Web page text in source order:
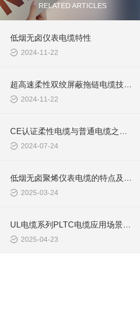
RELATED ARTICLES
低烟无卤仪表电缆特性
2024-11-22
超高速柔性双绞屏蔽拖链电缆技术要求
2024-11-22
CE认证柔性电缆与普通电缆之间的区别你知道么
2024-07-24
低烟无卤聚烯仪表电缆的特点及应用领域
2025-03-24
UL电缆系列PLTC电缆应用场景及选型注意事项
2025-04-23